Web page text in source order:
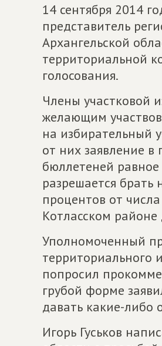
14 сентября 2014
представитель
Архангельской
территориальной
голосования.
Члены участковой
желающим
на избирательный
от них заявление
бюллетеней
разрешается
процентов от
Котласском
Уполномоченный
территориального
попросил
грубой форме
давать какие-либо
Игорь Гуськов